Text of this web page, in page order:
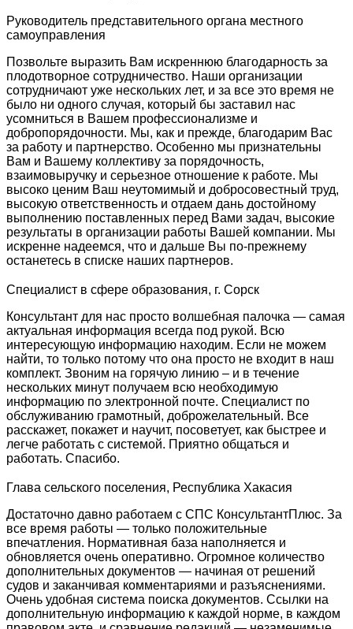
Руководитель представительного органа местного
самоуправления
Позвольте выразить Вам искреннюю благодарность за
плодотворное сотрудничество. Наши организации
сотрудничают уже нескольких лет, и за все это время не
было ни одного случая, который бы заставил нас
усомниться в Вашем профессионализме и
добропорядочности. Мы, как и прежде, благодарим Вас
за работу и партнерство. Особенно мы признательны
Вам и Вашему коллективу за порядочность,
взаимовыручку и серьезное отношение к работе. Мы
высоко ценим Ваш неутомимый и добросовестный труд,
высокую ответственность и отдаем дань достойному
выполнению поставленных перед Вами задач, высокие
результаты в организации работы Вашей компании. Мы
искренне надеемся, что и дальше Вы по-прежнему
останетесь в списке наших партнеров.
Специалист в сфере образования, г. Сорск
Консультант для нас просто волшебная палочка — самая
актуальная информация всегда под рукой. Всю
интересующую информацию находим. Если не можем
найти, то только потому что она просто не входит в наш
комплект. Звоним на горячую линию – и в течение
нескольких минут получаем всю необходимую
информацию по электронной почте. Специалист по
обслуживанию грамотный, доброжелательный. Все
расскажет, покажет и научит, посоветует, как быстрее и
легче работать с системой. Приятно общаться и
работать. Спасибо.
Глава сельского поселения, Республика Хакасия
Достаточно давно работаем с СПС КонсультантПлюс. За
все время работы — только положительные
впечатления. Нормативная база наполняется и
обновляется очень оперативно. Огромное количество
дополнительных документов — начиная от решений
судов и заканчивая комментариями и разъяснениями.
Очень удобная система поиска документов. Ссылки на
дополнительную информацию к каждой норме, в каждом